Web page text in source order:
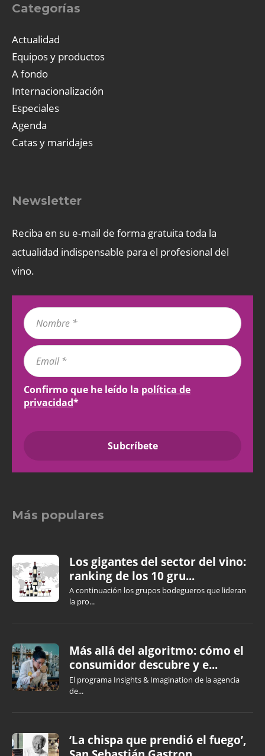
Categorías
Actualidad
Equipos y productos
A fondo
Internacionalización
Especiales
Agenda
Catas y maridajes
Newsletter
Reciba en su e-mail de forma gratuita toda la
actualidad indispensable para el profesional del
vino.
Confirmo que he leído la política de
privacidad*
Más populares
Los gigantes del sector del vino:
ranking de los 10 gru...
A continuación los grupos bodegueros que lideran
la pro...
Más allá del algoritmo: cómo el
consumidor descubre y e...
El programa Insights & Imagination de la agencia
de...
‘La chispa que prendió el fuego’,